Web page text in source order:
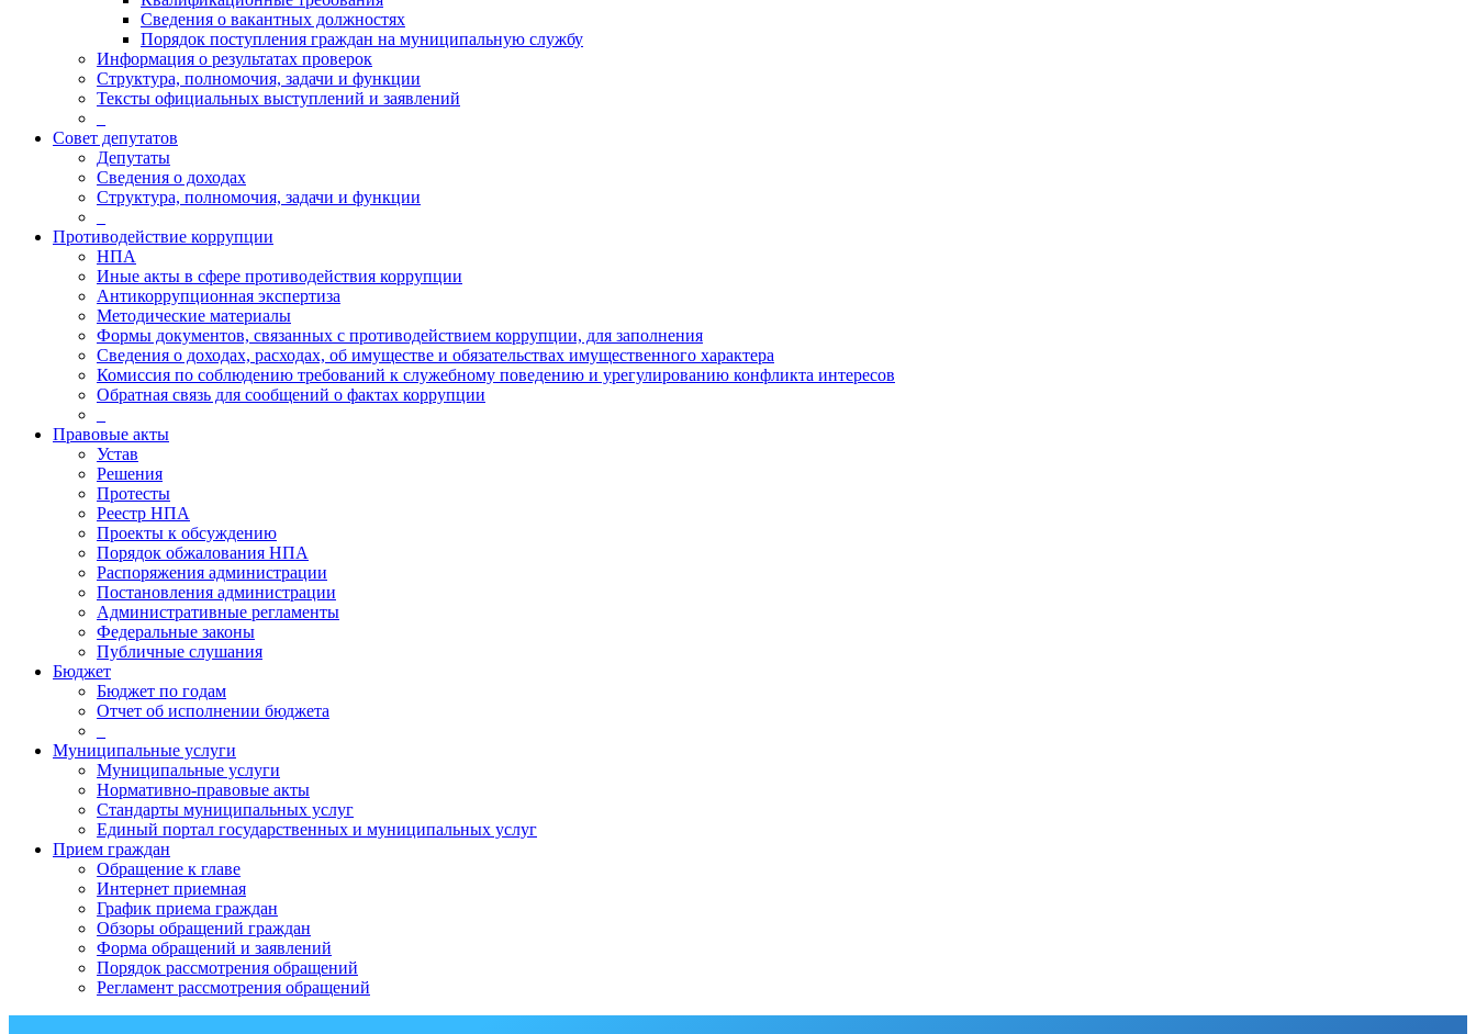
Сведения о вакантных должностях
Порядок поступления граждан на муниципальную службу
Информация о результатах проверок
Структура, полномочия, задачи и функции
Тексты официальных выступлений и заявлений
Совет депутатов
Депутаты
Сведения о доходах
Структура, полномочия, задачи и функции
Противодействие коррупции
НПА
Иные акты в сфере противодействия коррупции
Антикоррупционная экспертиза
Методические материалы
Формы документов, связанных с противодействием коррупции, для заполнения
Сведения о доходах, расходах, об имуществе и обязательствах имущественного характера
Комиссия по соблюдению требований к служебному поведению и урегулированию конфликта интересов
Обратная связь для сообщений о фактах коррупции
Правовые акты
Устав
Решения
Протесты
Реестр НПА
Проекты к обсуждению
Порядок обжалования НПА
Распоряжения администрации
Постановления администрации
Административные регламенты
Федеральные законы
Публичные слушания
Бюджет
Бюджет по годам
Отчет об исполнении бюджета
Муниципальные услуги
Муниципальные услуги
Нормативно-правовые акты
Стандарты муниципальных услуг
Единый портал государственных и муниципальных услуг
Прием граждан
Обращение к главе
Интернет приемная
График приема граждан
Обзоры обращений граждан
Форма обращений и заявлений
Порядок рассмотрения обращений
Регламент рассмотрения обращений